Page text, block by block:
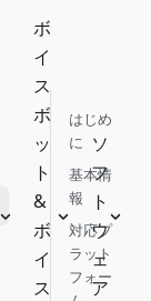
ボ
イ
ス
ボ
ッ
ト
&
ボ
イ
ス
ソ
フ
ト
ウ
ェ
ア
はじめ
に
基本情
報
対応プ
ラット
フォー